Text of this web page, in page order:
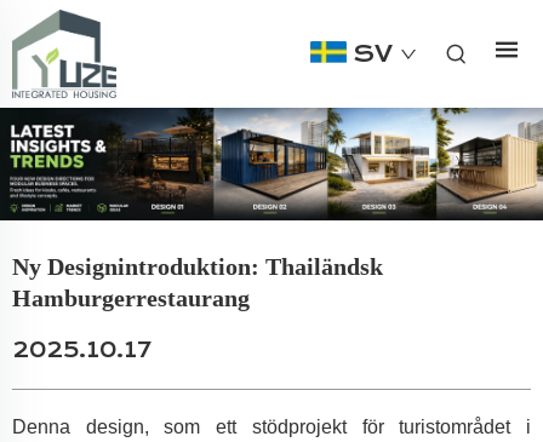
SV
Ny Designintroduktion: Thailändsk
Hamburgerrestaurang
2025.10.17
Denna design, som ett stödprojekt för turistområdet i